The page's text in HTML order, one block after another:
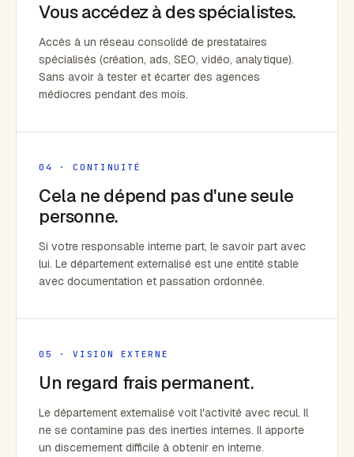
Vous accédez à des spécialistes.
Accès à un réseau consolidé de prestataires
spécialisés (création, ads, SEO, vidéo, analytique).
Sans avoir à tester et écarter des agences
médiocres pendant des mois.
04 · CONTINUITÉ
Cela ne dépend pas d'une seule
personne.
Si votre responsable interne part, le savoir part avec
lui. Le département externalisé est une entité stable
avec documentation et passation ordonnée.
05 · VISION EXTERNE
Un regard frais permanent.
Le département externalisé voit l'activité avec recul. Il
ne se contamine pas des inerties internes. Il apporte
un discernement difficile à obtenir en interne.